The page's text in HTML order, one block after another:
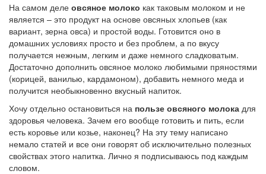
На самом деле овсяное молоко как таковым молоком и не
является – это продукт на основе овсяных хлопьев (как
вариант, зерна овса) и простой воды. Готовится оно в
домашних условиях просто и без проблем, а по вкусу
получается нежным, легким и даже немного сладковатым.
Достаточно дополнить овсяное молоко любимыми пряностями
(корицей, ванилью, кардамоном), добавить немного меда и
получится необыкновенно вкусный напиток.
Хочу отдельно остановиться на пользе овсяного молока для
здоровья человека. Зачем его вообще готовить и пить, если
есть коровье или козье, наконец? На эту тему написано
немало статей и все они говорят об исключительно полезных
свойствах этого напитка. Лично я подписываюсь под каждым
словом.